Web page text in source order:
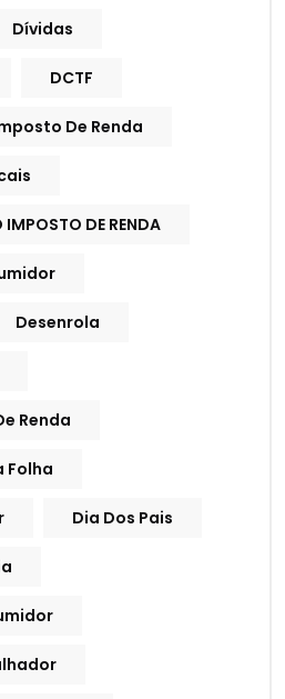
Dívidas
DCTF
De Renda
DE RENDA
Desenrola
Renda
Folha
Dia Dos Pais